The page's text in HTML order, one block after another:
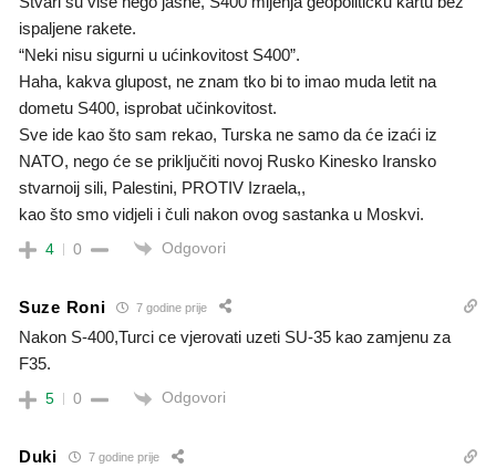
ispaljene rakete.
“Neki nisu sigurni u ućinkovitost S400”.
Haha, kakva glupost, ne znam tko bi to imao muda letit na
dometu S400, isprobat učinkovitost.
Sve ide kao što sam rekao, Turska ne samo da će izaći iz
NATO, nego će se priključiti novoj Rusko Kinesko Iransko
stvarnoij sili, Palestini, PROTIV Izraela,,
kao što smo vidjeli i čuli nakon ovog sastanka u Moskvi.
4 0 Odgovori
Suze Roni 7 godine prije
Nakon S-400,Turci ce vjerovati uzeti SU-35 kao zamjenu za
F35.
5 0 Odgovori
Duki 7 godine prije